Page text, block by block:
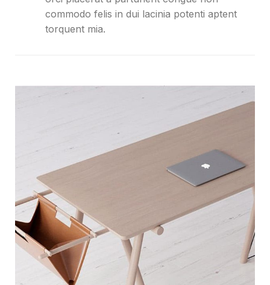
commodo felis in dui lacinia potenti aptent
torquent mia.